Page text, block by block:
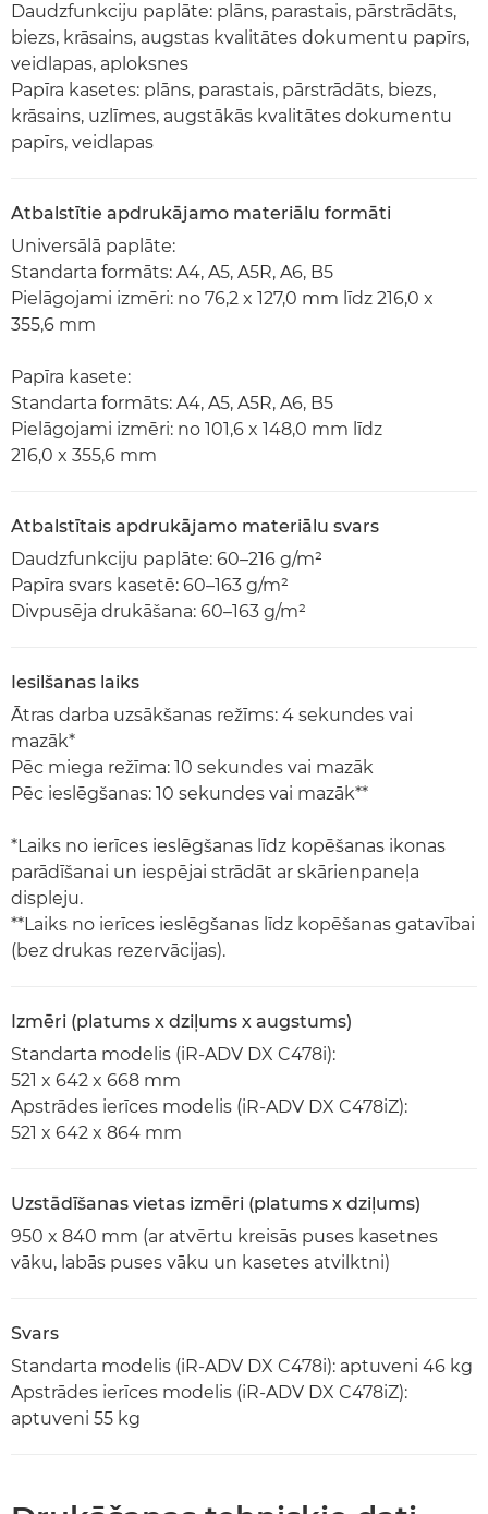
Daudzfunkciju paplāte: plāns, parastais, pārstrādāts,
biezs, krāsains, augstas kvalitātes dokumentu papīrs,
veidlapas, aploksnes
Papīra kasetes: plāns, parastais, pārstrādāts, biezs,
krāsains, uzlīmes, augstākās kvalitātes dokumentu
papīrs, veidlapas
Atbalstītie apdrukājamo materiālu formāti
Universālā paplāte:
Standarta formāts: A4, A5, A5R, A6, B5
Pielāgojami izmēri: no 76,2 x 127,0 mm līdz 216,0 x
355,6 mm
Papīra kasete:
Standarta formāts: A4, A5, A5R, A6, B5
Pielāgojami izmēri: no 101,6 x 148,0 mm līdz
216,0 x 355,6 mm
Atbalstītais apdrukājamo materiālu svars
Daudzfunkciju paplāte: 60–216 g/m²
Papīra svars kasetē: 60–163 g/m²
Divpusēja drukāšana: 60–163 g/m²
Iesilšanas laiks
Ātras darba uzsākšanas režīms: 4 sekundes vai
mazāk*
Pēc miega režīma: 10 sekundes vai mazāk
Pēc ieslēgšanas: 10 sekundes vai mazāk**
*Laiks no ierīces ieslēgšanas līdz kopēšanas ikonas
parādīšanai un iespējai strādāt ar skārienpaneļa
displeju.
**Laiks no ierīces ieslēgšanas līdz kopēšanas gatavībai
(bez drukas rezervācijas).
Izmēri (platums x dziļums x augstums)
Standarta modelis (iR-ADV DX C478i):
521 x 642 x 668 mm
Apstrādes ierīces modelis (iR-ADV DX C478iZ):
521 x 642 x 864 mm
Uzstādīšanas vietas izmēri (platums x dziļums)
950 x 840 mm (ar atvērtu kreisās puses kasetnes
vāku, labās puses vāku un kasetes atvilktni)
Svars
Standarta modelis (iR-ADV DX C478i): aptuveni 46 kg
Apstrādes ierīces modelis (iR-ADV DX C478iZ):
aptuveni 55 kg